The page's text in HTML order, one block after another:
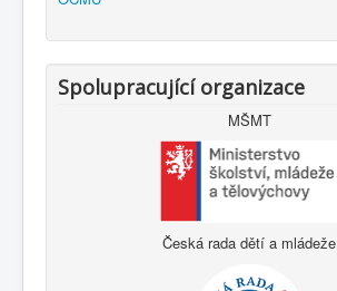
Spolupracující organizace
MŠMT
Česká rada dětí a mládeže